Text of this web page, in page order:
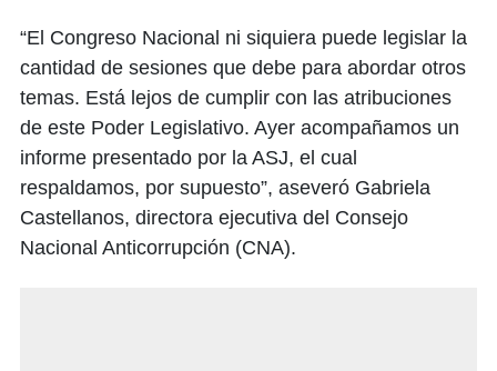
“El Congreso Nacional ni siquiera puede legislar la
cantidad de sesiones que debe para abordar otros
temas. Está lejos de cumplir con las atribuciones
de este Poder Legislativo. Ayer acompañamos un
informe presentado por la ASJ, el cual
respaldamos, por supuesto”, aseveró Gabriela
Castellanos, directora ejecutiva del Consejo
Nacional Anticorrupción (CNA).